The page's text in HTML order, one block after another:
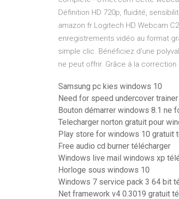
Définition HD 720p, fluidité,
amazon.fr Logitech HD Webcam
enregistrements vidéo au format
simple clic. Bénéficiez d'une
ne peut offrir. Grâce à la
Samsung pc kies windows 10
Need for speed undercover
Bouton démarrer windows 8.1 ne
Telecharger norton gratuit pour
Play store for windows 10 gratuit
Free audio cd burner télécharger
Windows live mail windows xp
Horloge sous windows 10
Windows 7 service pack 3 64 bit
Net framework v4 0.3019 gratuit